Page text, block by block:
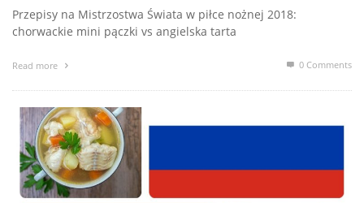
Przepisy na Mistrzostwa Świata w piłce nożnej 2018:
chorwackie mini pączki vs angielska tarta
Read more 0 Comments